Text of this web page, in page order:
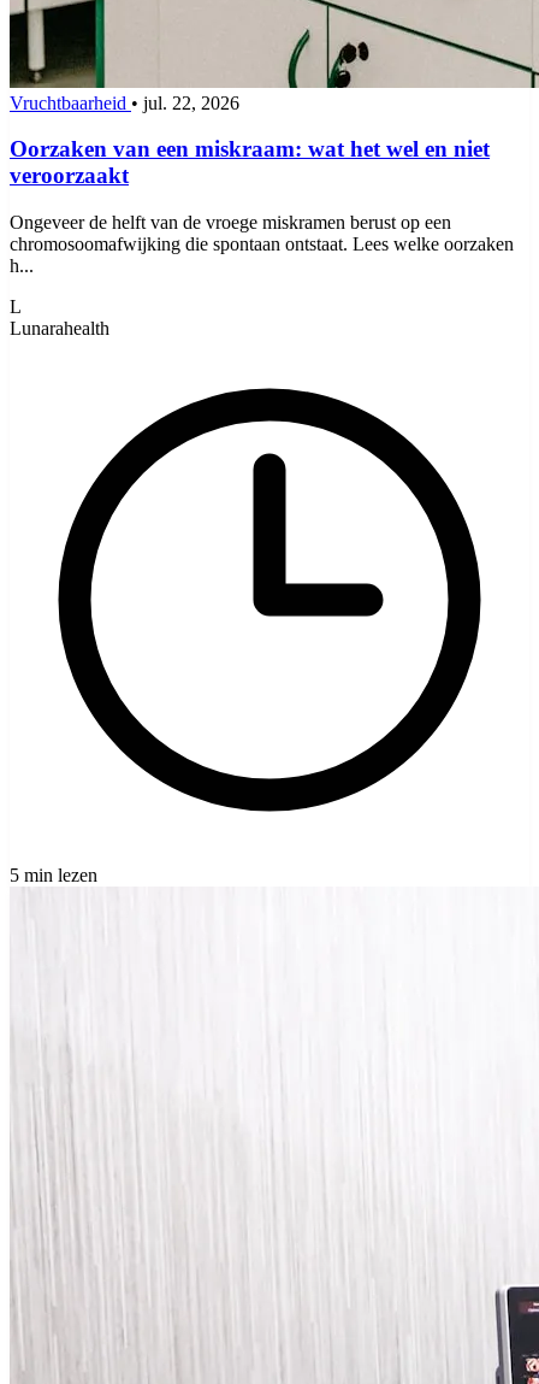
Vruchtbaarheid • jul. 22, 2026
Oorzaken van een miskraam: wat het wel en niet
veroorzaakt
Ongeveer de helft van de vroege miskramen berust op een
chromosoomafwijking die spontaan ontstaat. Lees welke oorzaken
h...
L
Lunarahealth
5 min lezen